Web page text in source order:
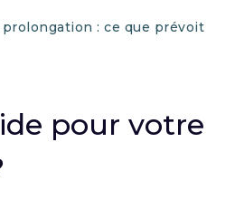
: ce que prévoit
pour votre